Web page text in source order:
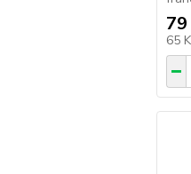
65